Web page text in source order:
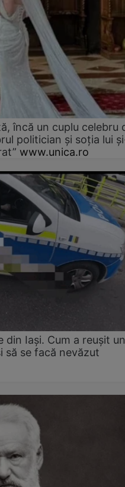
încă un cuplu celebru
politician și soția lui
www.unica.ro
din Iași. Cum a reușit un
să se facă nevăzut